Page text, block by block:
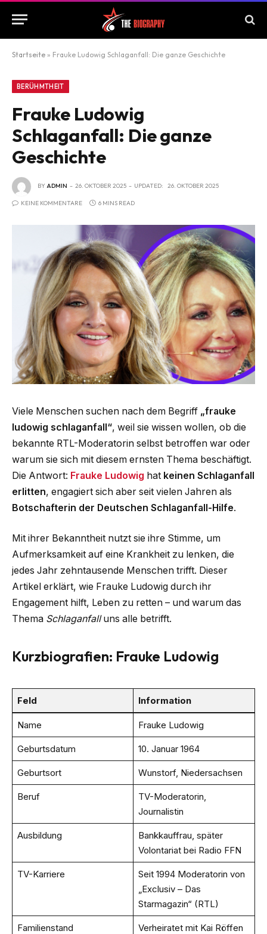
Startseite » Frauke Ludowig Schlaganfall: Die ganze Geschichte
BERÜHMTHEIT
Frauke Ludowig
Schlaganfall: Die ganze
Geschichte
BYADMIN 26. OKTOBER 2025 UPDATED: 26. OKTOBER 2025
KEINE KOMMENTARE 6 MINS READ
Viele Menschen suchen nach dem Begriff „frauke
ludowig schlaganfall“, weil sie wissen wollen, ob die
bekannte RTL-Moderatorin selbst betroffen war oder
warum sie sich mit diesem ernsten Thema beschäftigt.
Die Antwort: Frauke Ludowig hat keinen Schlaganfall
erlitten, engagiert sich aber seit vielen Jahren als
Botschafterin der Deutschen Schlaganfall-Hilfe.
Mit ihrer Bekanntheit nutzt sie ihre Stimme, um
Aufmerksamkeit auf eine Krankheit zu lenken, die
jedes Jahr zehntausende Menschen trifft. Dieser
Artikel erklärt, wie Frauke Ludowig durch ihr
Engagement hilft, Leben zu retten – und warum das
Thema Schlaganfalluns alle betrifft.
Kurzbiografien: Frauke Ludowig
Feld Information
Name Frauke Ludowig
Geburtsdatum 10. Januar 1964
Geburtsort Wunstorf, Niedersachsen
Beruf
TV-Moderatorin,
Journalistin
Ausbildung
Bankkauffrau, später
Volontariat bei Radio FFN
TV-Karriere
Seit 1994 Moderatorin von
„Exclusiv – Das
Starmagazin“ (RTL)
Familienstand Verheiratet mit Kai Röffen